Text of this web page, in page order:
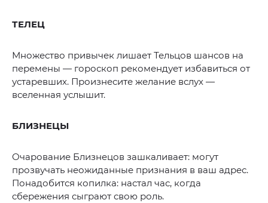
ТЕЛЕЦ
Множество привычек лишает Тельцов шансов на
перемены — гороскоп рекомендует избавиться от
устаревших. Произнесите желание вслух —
вселенная услышит.
БЛИЗНЕЦЫ
Очарование Близнецов зашкаливает: могут
прозвучать неожиданные признания в ваш адрес.
Понадобится копилка: настал час, когда
сбережения сыграют свою роль.